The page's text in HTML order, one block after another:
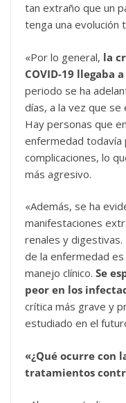
tan extraño que un
tenga una evolución
«Por lo general, la
COVID-19 llegaba
periodo se ha
días, a la vez que
Hay personas que
enfermedad
complicaciones, lo
más agresivo.
«Además, se ha
manifestaciones
renales y
de la enfermedad
manejo clínico. Se
peor en los
crítica más grave y
estudiado en el
«¿Qué ocurre
tratamientos